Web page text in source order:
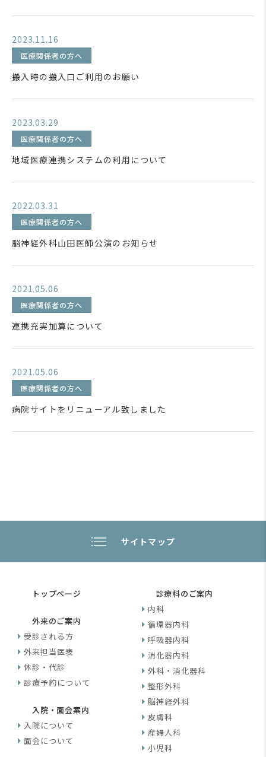
2023.11.16
医療関係者の方へ
搬入時の搬入口ご利用のお願い
2023.03.29
医療関係者の方へ
地域医療連携システムの利用について
2022.03.31
医療関係者の方へ
脳神経外科山田医師公演のお知らせ
2021.05.06
医療関係者の方へ
連携充実加算について
2021.05.06
医療関係者の方へ
病院サイトをリニューアル致しました
サイトマップ
トップページ
外来のご案内
受診される方
外来担当医表
休診・代診
診療予約について
入院・面会案内
入院について
面会について
診療科のご案内
内科
循環器内科
呼吸器内科
消化器内科
外科・消化器科
整形外科
脳神経外科
皮膚科
産婦人科
小児科